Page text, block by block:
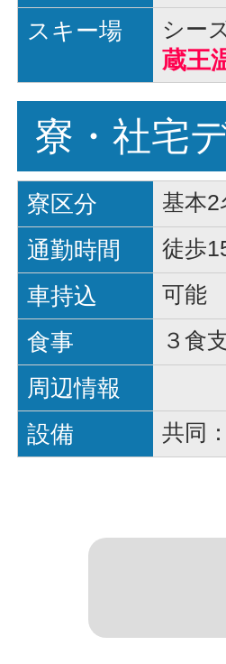
スキー場
シー
蔵王
寮・社宅
寮区分 基本2
通勤時間 徒歩
車持込 可能
食事 ３食
周辺情報
設備
共同